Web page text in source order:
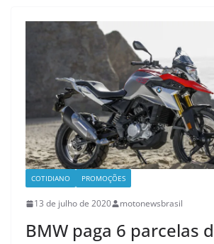
COTIDIANO PROMOÇÕES
13 de julho de 2020 motonewsbrasil
BMW paga 6 parcelas